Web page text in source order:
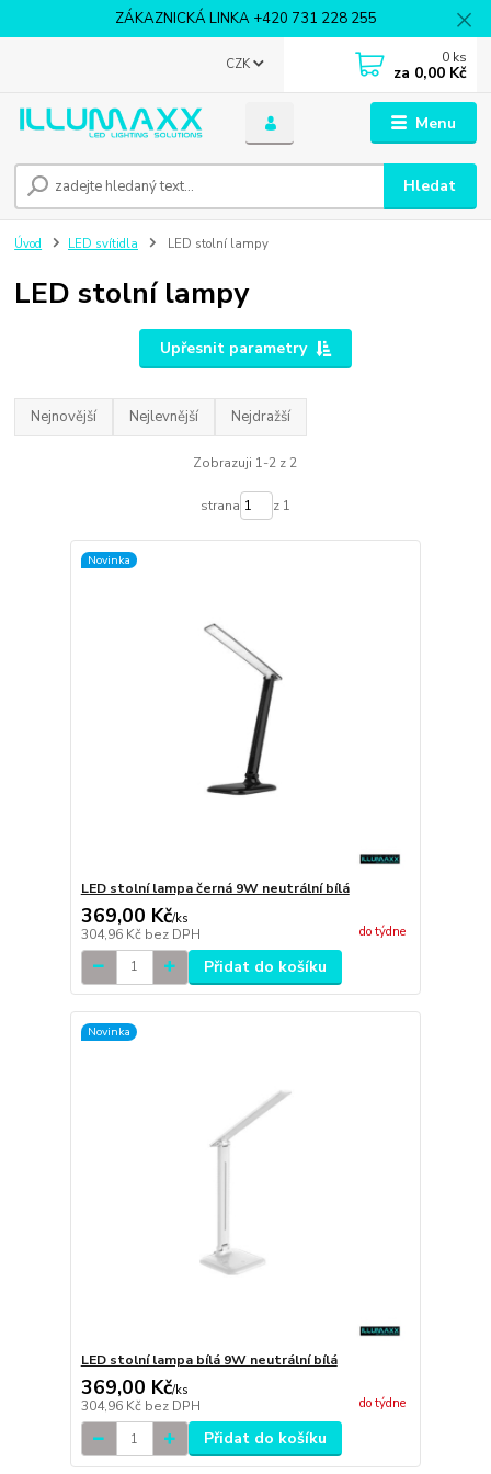
ZÁKAZNICKÁ LINKA +420 731 228 255
Menu
CZK
Hledat
0 ks
za 0,00 Kč
Úvod LED svítidla LED stolní lampy
LED stolní lampy
Upřesnit parametry
Nejnovější Nejlevnější Nejdražší
Zobrazuji 1-2 z 2
strana z 1
Novinka
LED stolní lampa černá 9W neutrální bílá
369,00 Kč/ks
304,96 Kč bez DPH do týdne
Přidat do košíku
Novinka
LED stolní lampa bílá 9W neutrální bílá
369,00 Kč/ks
304,96 Kč bez DPH do týdne
Přidat do košíku